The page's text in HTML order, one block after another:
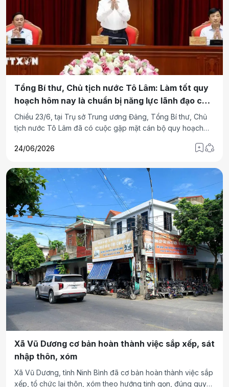
Tổng Bí thư, Chủ tịch nước Tô Lâm: Làm tốt quy
hoạch hôm nay là chuẩn bị năng lực lãnh đạo của
Đảng trong ngày mai
Chiều 23/6, tại Trụ sở Trung ương Đảng, Tổng Bí thư, Chủ
tịch nước Tô Lâm đã có cuộc gặp mặt cán bộ quy hoạch
24/06/2026
Xã Vũ Dương cơ bản hoàn thành việc sắp xếp, sát
nhập thôn, xóm
Xã Vũ Dương, tỉnh Ninh Bình đã cơ bản hoàn thành việc sắp
xếp, tổ chức lại thôn, xóm theo hướng tinh gọn, đúng quy